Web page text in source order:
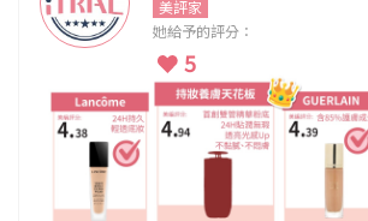
美評家
她給予的評分：
5